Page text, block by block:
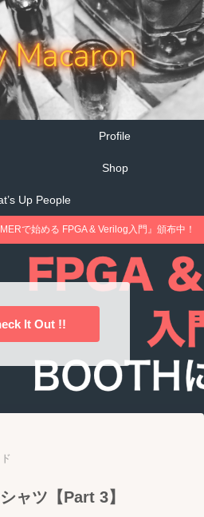
Macaron
Profile
Shop
Up People
で始める FPGA & Verilog入門』頒布中！
It Out !!
ャツ【Part 3】